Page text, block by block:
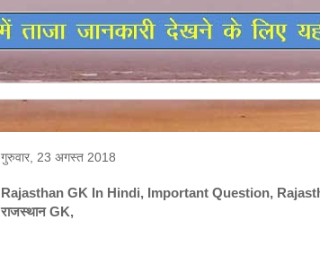
गुरुवार, 23 अगस्त 2018
Rajasthan GK In Hindi, Important Question,
राजस्थान GK,